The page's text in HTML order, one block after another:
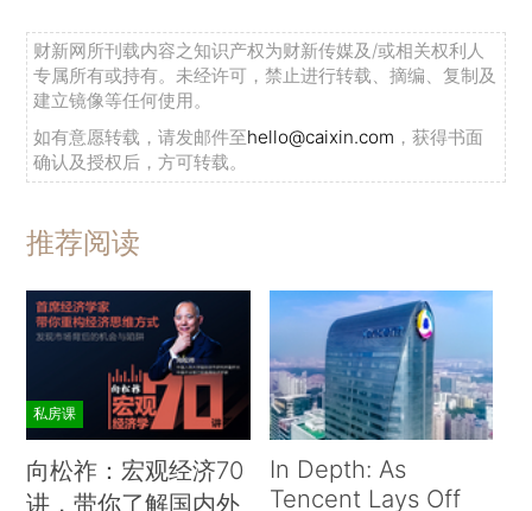
财新网所刊载内容之知识产权为财新传媒及/或相关权利人
专属所有或持有。未经许可，禁止进行转载、摘编、复制及
建立镜像等任何使用。
如有意愿转载，请发邮件至hello@caixin.com ，获得书面
确认及授权后，方可转载。
推荐阅读
私房课
向松祚：宏观经济70
讲，带你了解国内外
In Depth: As
Tencent Lays Off